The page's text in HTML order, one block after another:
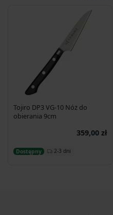
Tojiro DP3 VG-10 Nóż do
obierania 9cm
359,00 zł
Dostępny 2-3 dni
Dodaj do koszyka